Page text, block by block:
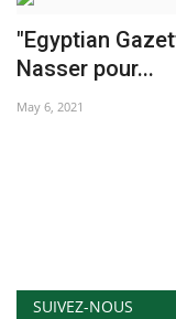
Actualités
Documents
"Egyptian
Nasser pour...
May 6, 2021
SUIVEZ-NOUS